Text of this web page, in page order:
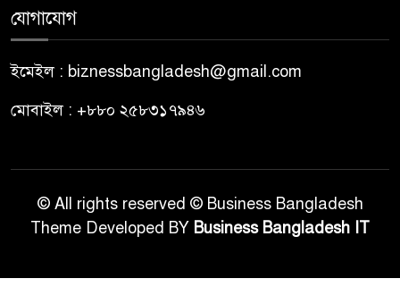
যোগাযোগ
ইমেইল : biznessbangladesh@gmail.com
মোবাইল : +৮৮০ ২৫৮৩১৭৯৪৬
© All rights reserved © Business Bangladesh
Theme Developed BY Business Bangladesh IT